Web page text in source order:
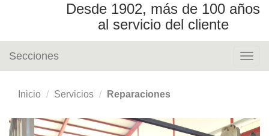
Desde 1902, más de 100 años
al servicio del cliente
Secciones
Inicio Servicios Reparaciones